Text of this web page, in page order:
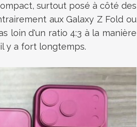
surtout posé à côté des
aux Galaxy Z Fold ou
loin d'un ratio 4:3 à la manière
y a fort longtemps.